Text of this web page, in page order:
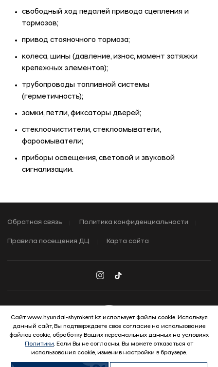
свободный ход педалей привода сцепления и
тормозов;
привод стояночного тормоза;
колеса, шины (давление, износ, момент затяжки
крепежных элементов);
трубопроводы топливной системы
(герметичность);
замки, петли, фиксаторы дверей;
стеклоочистители, стеклоомыватели,
фароомыватели;
приборы освещения, световой и звуковой
сигнализации.
Обратная связь Политика конфиденциальности
Правила посещения ДЦ Карта сайта
© 2026 Hyundai Motor Company
Сайт www.hyundai-shymkent.kz использует файлы cookie. Используя
данный сайт, Вы подтверждаете свое согласие на использование
файлов cookie, обработку Ваших персональных данных на условиях
Политики. Если Вы не согласны, Вы можете отказаться от
использования cookie, изменив настройки в браузере.